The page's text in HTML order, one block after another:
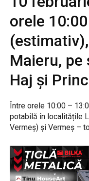
orele
Maieru, pe
Haj și
Între orele 10:00 –
potabilă în localitățile
Vermeș) și Vermeș –